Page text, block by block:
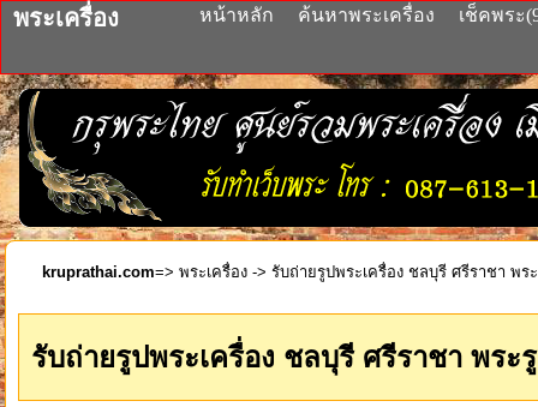
พระเครื่อง หน้าหลัก ค้นหาพระเครื่อง เช็คพระ
kruprathai.com=> พระเครื่อง -> รับถ่ายรูปพระเครื่อง ชลบุรี ศรีราชา พร
รับถ่ายรูปพระเครื่อง ชลบุรี ศรีราชา พระ